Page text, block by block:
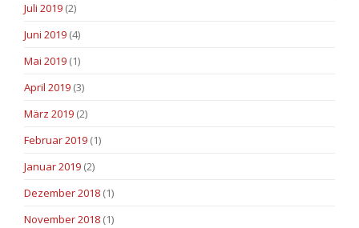
Juli 2019 (2)
Juni 2019 (4)
Mai 2019 (1)
April 2019 (3)
März 2019 (2)
Februar 2019 (1)
Januar 2019 (2)
Dezember 2018 (1)
November 2018 (1)